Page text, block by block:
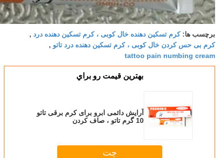
برچسب ها:کرم تسکین دهنده خال کوبی ، کرم تسکین دهنده درد ,
کرم بی حس کردن خال کوبی ، کرم تسکین دهنده درد تاتو ,
tattoo pain numbing cream
بهترين قيمت رو براي
آرایش دائمی ابرو برای کرم برقی تاتو
10 گرم تاتو ، صاف کردن
چت